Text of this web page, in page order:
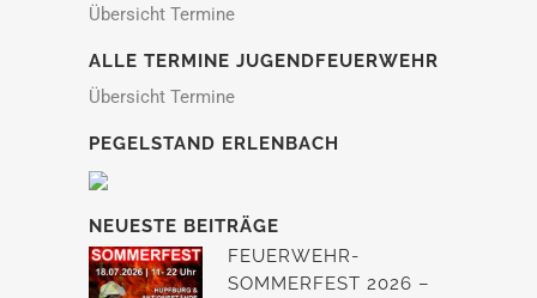
Übersicht Termine
ALLE TERMINE JUGENDFEUERWEHR
Übersicht Termine
PEGELSTAND ERLENBACH
NEUESTE BEITRÄGE
FEUERWEHR-
SOMMERFEST 2026 –